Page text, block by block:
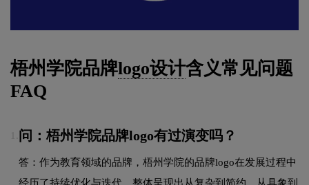
梧州学院品牌logo设计含义常见问题
FAQ
问：梧州学院品牌logo有过演变吗？
答：作为教育领域的品牌，梧州学院的品牌logo在发展过程中